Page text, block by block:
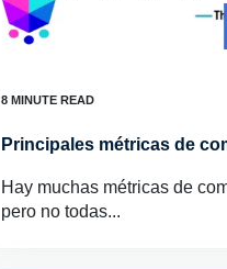
Principales métricas de
Hay muchas métricas de
pero no todas...